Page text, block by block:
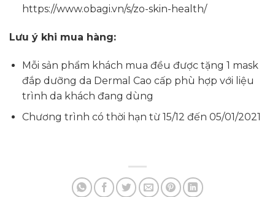
https://www.obagi.vn/s/zo-skin-health/
Lưu ý khi mua hàng:
Mỗi sản phẩm khách mua đều được tặng 1 mask
đắp dưỡng da Dermal Cao cấp phù hợp với liệu
trình da khách đang dùng
Chương trình có thời hạn từ 15/12 đến 05/01/2021